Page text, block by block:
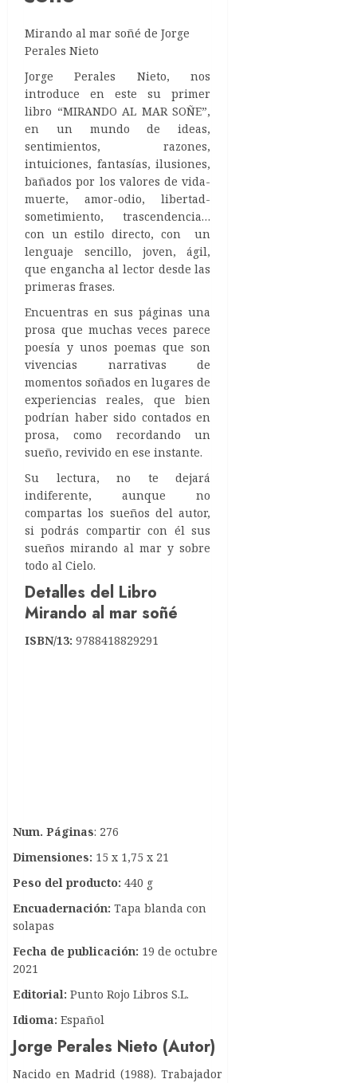
Mirando al mar soñé de Jorge
Perales Nieto
Jorge Perales Nieto, nos
introduce en este su primer
libro “MIRANDO AL MAR SOÑE”,
en un mundo de ideas,
sentimientos, razones,
intuiciones, fantasías, ilusiones,
bañados por los valores de vida-
muerte, amor-odio, libertad-
sometimiento, trascendencia…
con un estilo directo, con un
lenguaje sencillo, joven, ágil,
que engancha al lector desde las
primeras frases.
Encuentras en sus páginas una
prosa que muchas veces parece
poesía y unos poemas que son
vivencias narrativas de
momentos soñados en lugares de
experiencias reales, que bien
podrían haber sido contados en
prosa, como recordando un
sueño, revivido en ese instante.
Su lectura, no te dejará
indiferente, aunque no
compartas los sueños del autor,
si podrás compartir con él sus
sueños mirando al mar y sobre
todo al Cielo.
Detalles del Libro
Mirando al mar soñé
ISBN/13: 9788418829291
Num. Páginas: 276
Dimensiones: 15 x 1,75 x 21
Peso del producto: 440 g
Encuadernación: Tapa blanda con
solapas
Fecha de publicación: 19 de octubre
2021
Editorial: Punto Rojo Libros S.L.
Idioma: Español
Jorge Perales Nieto (Autor)
Nacido en Madrid (1988). Trabajador